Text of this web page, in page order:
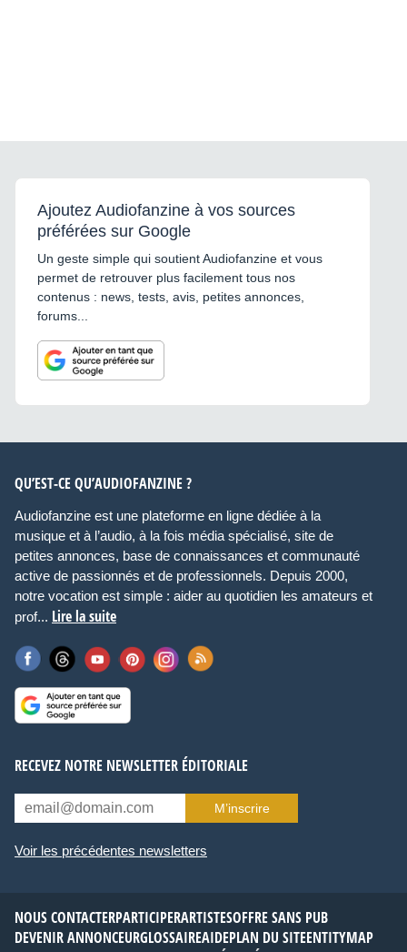
Ajoutez Audiofanzine à vos sources
préférées sur Google
Un geste simple qui soutient Audiofanzine et vous
permet de retrouver plus facilement tous nos
contenus : news, tests, avis, petites annonces,
forums...
QU’EST-CE QU’AUDIOFANZINE ?
Audiofanzine est une plateforme en ligne dédiée à la
musique et à l’audio, à la fois média spécialisé, site de
petites annonces, base de connaissances et communauté
active de passionnés et de professionnels. Depuis 2000,
notre vocation est simple : aider au quotidien les amateurs et
prof... Lire la suite
RECEVEZ NOTRE NEWSLETTER ÉDITORIALE
M’inscrire
Voir les précédentes newsletters
NOUS CONTACTERPARTICIPERARTISTESOFFRE SANS PUB
DEVENIR ANNONCEURGLOSSAIREAIDEPLAN DU SITEENTITYMAP